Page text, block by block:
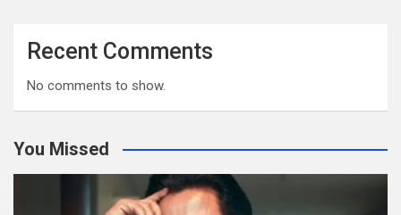
Recent Comments
No comments to show.
You Missed